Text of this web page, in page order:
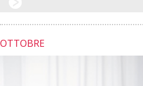
OTTOBRE